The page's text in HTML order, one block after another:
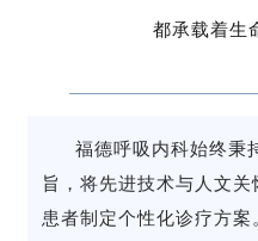
都承载着生
福德呼吸内科始终秉
旨，将先进技术与人文
患者制定个性化诊疗方